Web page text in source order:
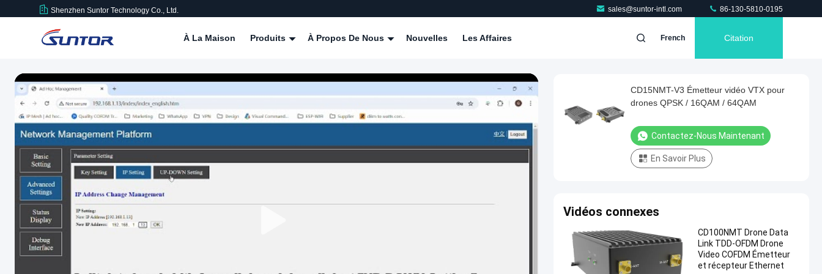
Shenzhen Suntor Technology Co., Ltd. sales@suntor-intl.com 86-130-5810-0195
À La Maison Produits À Propos De Nous Nouvelles Les Affaires French Citation
CD15NMT-V3 Émetteur vidéo VTX pour
drones QPSK / 16QAM / 64QAM
Contactez-Nous Maintenant
En Savoir Plus
Vidéos connexes
CD100NMT Drone Data
Link TDD-OFDM Drone
Video COFDM Émetteur
et récepteur Ethernet